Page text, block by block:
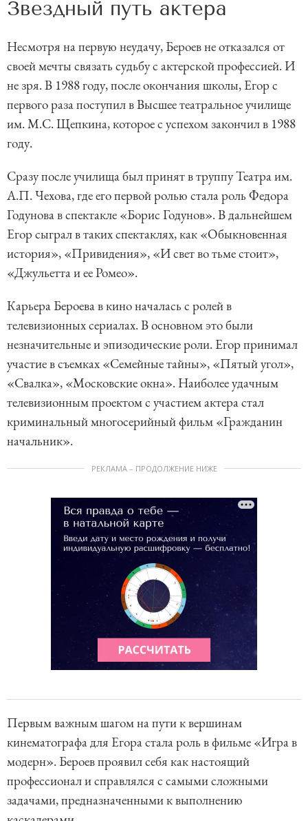
Звездный путь актера
Несмотря на первую неудачу, Бероев не отказался от
своей мечты связать судьбу с актерской профессией. И
не зря. В 1988 году, после окончания школы, Егор с
первого раза поступил в Высшее театральное училище
им. М.С. Щепкина, которое с успехом закончил в 1988
году.
Сразу после училища был принят в труппу Театра им.
А.П. Чехова, где его первой ролью стала роль Федора
Годунова в спектакле «Борис Годунов». В дальнейшем
Егор сыграл в таких спектаклях, как «Обыкновенная
история», «Привидения», «И свет во тьме стоит»,
«Джульетта и ее Ромео».
Карьера Бероева в кино началась с ролей в
телевизионных сериалах. В основном это были
незначительные и эпизодические роли. Егор принимал
участие в съемках «Семейные тайны», «Пятый угол»,
«Свалка», «Московские окна». Наиболее удачным
телевизионным проектом с участием актера стал
криминальный многосерийный фильм «Гражданин
начальник».
РЕКЛАМА – ПРОДОЛЖЕНИЕ НИЖЕ
Первым важным шагом на пути к вершинам
кинематографа для Егора стала роль в фильме «Игра в
модерн». Бероев проявил себя как настоящий
профессионал и справлялся с самыми сложными
задачами, предназначенными к выполнению